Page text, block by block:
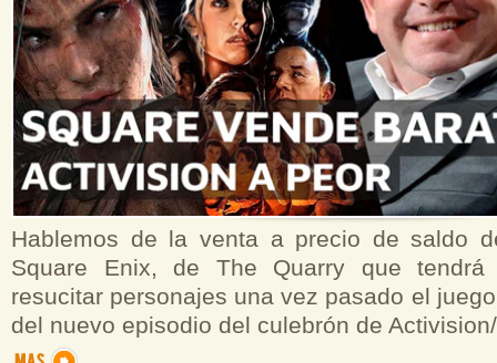
Hablemos de la venta a precio de saldo
Square Enix, de The Quarry que
resucitar personajes una vez pasado el
del nuevo episodio del culebrón de